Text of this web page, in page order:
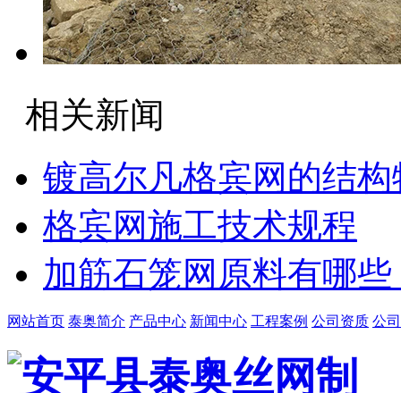
相关新闻
镀高尔凡格宾网的结构
格宾网施工技术规程
加筋石笼网原料有哪些
网站首页 泰奥简介 产品中心 新闻中心 工程案例 公司资质 公